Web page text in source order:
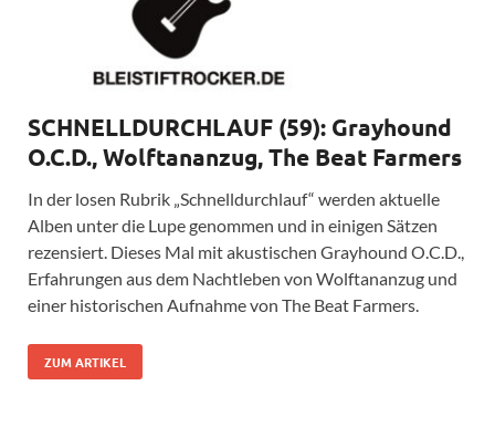
SCHNELLDURCHLAUF (59): Grayhound
O.C.D., Wolftananzug, The Beat Farmers
In der losen Rubrik „Schnelldurchlauf“ werden aktuelle
Alben unter die Lupe genommen und in einigen Sätzen
rezensiert. Dieses Mal mit akustischen Grayhound O.C.D.,
Erfahrungen aus dem Nachtleben von Wolftananzug und
einer historischen Aufnahme von The Beat Farmers.
ZUM ARTIKEL